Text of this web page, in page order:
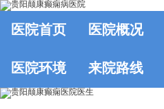
医院首页 医院概况
医院环境 来院路线